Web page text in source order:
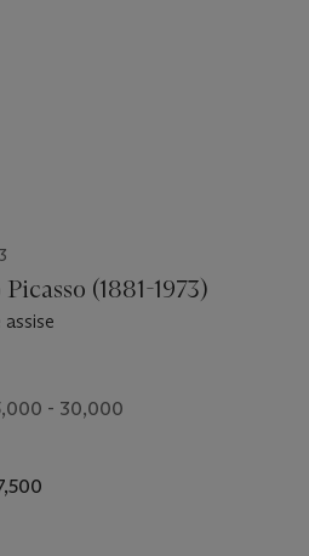
(1881-1973)
assise
- 30,000